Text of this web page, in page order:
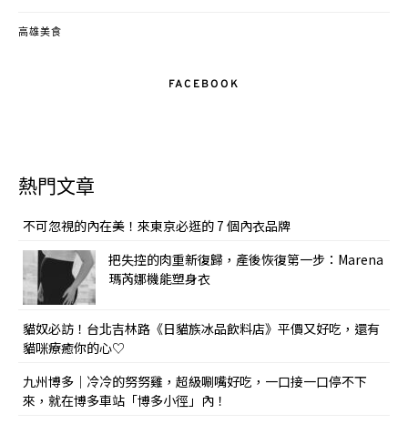
高雄美食
FACEBOOK
熱門文章
不可忽視的內在美！來東京必逛的 7 個內衣品牌
把失控的肉重新復歸，產後恢復第一步：Marena
瑪芮娜機能塑身衣
貓奴必訪！台北吉林路《日貓族冰品飲料店》平價又好吃，還有
貓咪療癒你的心♡
九州博多｜冷冷的努努雞，超級唰嘴好吃，一口接一口停不下
來，就在博多車站「博多小徑」內！